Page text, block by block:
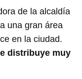
de la alcaldía
una gran área
en la ciudad.
distribuye muy